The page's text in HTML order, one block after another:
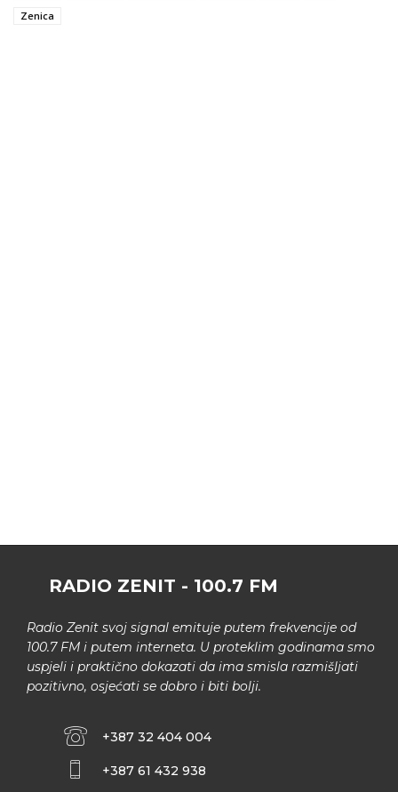
Zenica
RADIO ZENIT - 100.7 FM
Radio Zenit svoj signal emituje putem frekvencije od
100.7 FM i putem interneta. U proteklim godinama smo
uspjeli i praktično dokazati da ima smisla razmišljati
pozitivno, osjećati se dobro i biti bolji.
+387 32 404 004
+387 61 432 938